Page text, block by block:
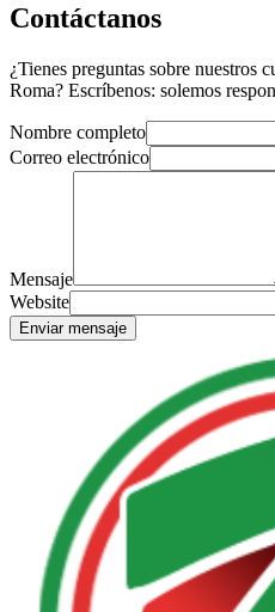
Contáctanos
¿Tienes preguntas sobre nuestros
Roma? Escríbenos: solemos
Nombre completo
Correo electrónico
Mensaje
Website
Enviar mensaje